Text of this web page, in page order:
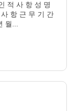
적 사 항 성 명
항 근 무 기 간
월...